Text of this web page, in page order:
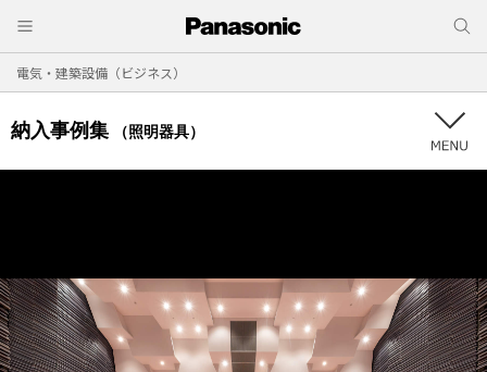
電気・建築設備（ビジネス）
納入事例集 （照明器具）